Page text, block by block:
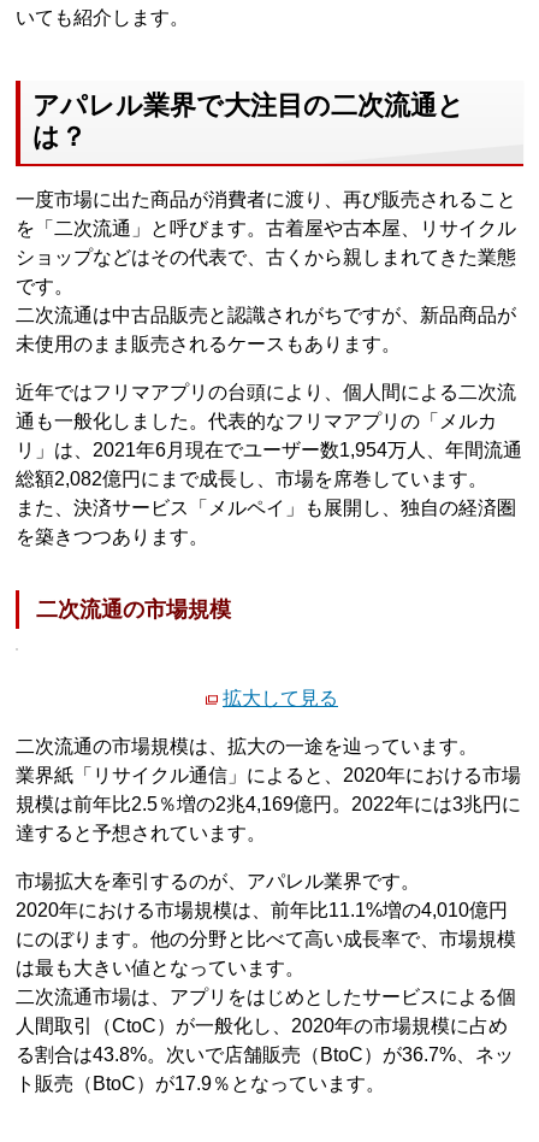
いても紹介します。
アパレル業界で大注目の二次流通と
は？
一度市場に出た商品が消費者に渡り、再び販売されること
を「二次流通」と呼びます。古着屋や古本屋、リサイクル
ショップなどはその代表で、古くから親しまれてきた業態
です。
二次流通は中古品販売と認識されがちですが、新品商品が
未使用のまま販売されるケースもあります。
近年ではフリマアプリの台頭により、個人間による二次流
通も一般化しました。代表的なフリマアプリの「メルカ
リ」は、2021年6月現在でユーザー数1,954万人、年間流通
総額2,082億円にまで成長し、市場を席巻しています。
また、決済サービス「メルペイ」も展開し、独自の経済圏
を築きつつあります。
二次流通の市場規模
拡大して見る
二次流通の市場規模は、拡大の一途を辿っています。
業界紙「リサイクル通信」によると、2020年における市場
規模は前年比2.5％増の2兆4,169億円。2022年には3兆円に
達すると予想されています。
市場拡大を牽引するのが、アパレル業界です。
2020年における市場規模は、前年比11.1%増の4,010億円
にのぼります。他の分野と比べて高い成長率で、市場規模
は最も大きい値となっています。
二次流通市場は、アプリをはじめとしたサービスによる個
人間取引（CtoC）が一般化し、2020年の市場規模に占め
る割合は43.8%。次いで店舗販売（BtoC）が36.7%、ネッ
ト販売（BtoC）が17.9％となっています。